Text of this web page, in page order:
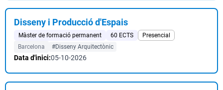
Disseny i Producció d'Espais
Màster de formació permanent 60 ECTS
Presencial
Barcelona
#Disseny Arquitectònic
Data d'inici:05-10-2026